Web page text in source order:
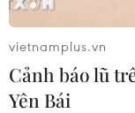
ngay từ vòng 1
vietnamplus.vn
Cảnh báo lũ
Yên Bái